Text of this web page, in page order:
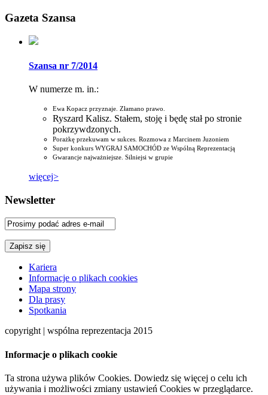
Gazeta Szansa
Szansa nr 7/2014
W numerze m. in.:
Ewa Kopacz przyznaje. Złamano prawo.
Ryszard Kalisz. Stałem, stoję i będę stał po stronie
pokrzywdzonych.
Porażkę przekuwam w sukces. Rozmowa z Marcinem Juzoniem
Super konkurs WYGRAJ SAMOCHÓD ze Wspólną Reprezentacją
Gwarancje najważniejsze. Silniejsi w grupie
więcej>
Newsletter
Kariera
Informacje o plikach cookies
Mapa strony
Dla prasy
Spotkania
copyright | wspólna reprezentacja 2015
Informacje o plikach cookie
Ta strona używa plików Cookies. Dowiedz się więcej o celu ich
używania i możliwości zmiany ustawień Cookies w przeglądarce.